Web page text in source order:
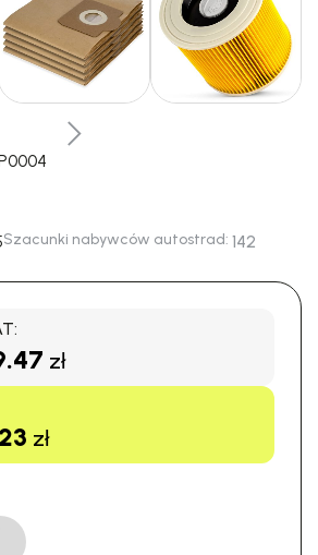
Szacunki nabywców autostrad: 142
zł
zł